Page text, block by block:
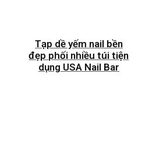
Tạp dề yếm nail bền
đẹp phối nhiều túi tiện
dụng USA Nail Bar